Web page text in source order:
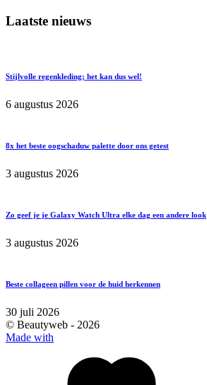
Laatste nieuws
Stijlvolle regenkleding; het kan dus wel!
6 augustus 2026
8x het beste oogschaduw palette door ons getest
3 augustus 2026
Zo geef je je Galaxy Watch Ultra elke dag een andere look
3 augustus 2026
Beste collageen pillen voor de huid herkennen
30 juli 2026
© Beautyweb - 2026
Made with